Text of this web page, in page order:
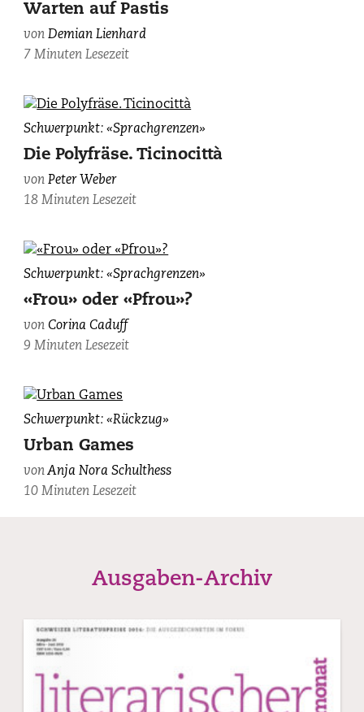
fotografiert
von
Laura
Gerlach.
Warten auf Pastis
vonDemian Lienhard
7 Minuten Lesezeit
AlpTransit-
im
neuen
Gotthardtunnel,
von
Wiederstein.
Schwerpunkt: «Sprachgrenzen»
Die Polyfräse. Ticinocittà
vonPeter Weber
18 Minuten Lesezeit
Pedro
und
Guy
Krneta,
von
Moser.
Schwerpunkt: «Sprachgrenzen»
«Frou» oder «Pfrou»?
vonCorina Caduff
9 Minuten Lesezeit
Bild:
Jacky.
Schwerpunkt: «Rückzug»
Urban Games
vonAnja Nora Schulthess
10 Minuten Lesezeit
Ausgaben-Archiv